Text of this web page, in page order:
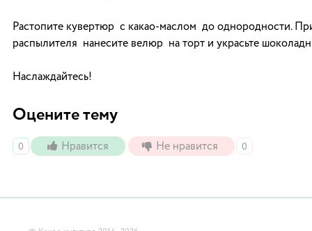
Растопите кувертюр с какао-маслом до однородности.
распылителя нанесите велюр на торт и украсьте
Наслаждайтесь!
Оцените тему
0 Нравится Не нравится 0